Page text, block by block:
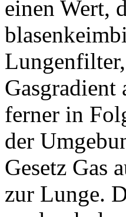
einen Wert,
ferner in
der
Gesetz Gas
zur Lunge.